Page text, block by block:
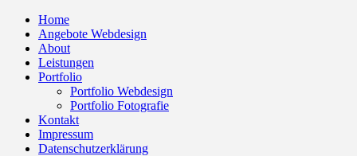
Home
Angebote Webdesign
About
Leistungen
Portfolio
Portfolio Webdesign
Portfolio Fotografie
Kontakt
Impressum
Datenschutzerklärung